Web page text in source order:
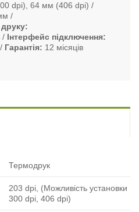
dpi), 64 мм (406 dpi)
Інтерфейс підключення
Гарантія 12 місяців
Термодрук
203 dpi, (Можливість установки
300 dpi, 406 dpi)